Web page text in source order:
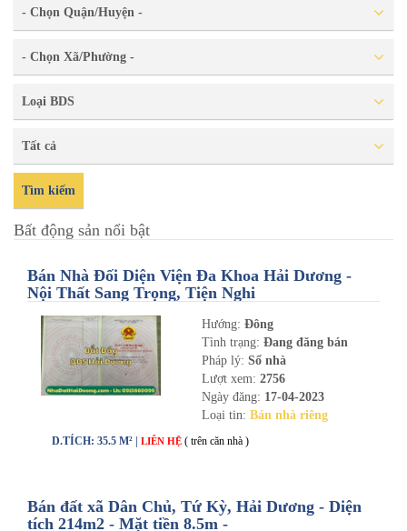
- Chọn Quận/Huyện -
- Chọn Xã/Phường -
Loại BDS
Tất cả
Tìm kiếm
Bất động sản nổi bật
Bán Nhà Đối Diện Viện Đa Khoa Hải Dương -
Nội Thất Sang Trọng, Tiện Nghi
Hướng: Đông
Tình trạng: Đang đăng bán
Pháp lý: Sổ nhà
Lượt xem: 2756
Ngày đăng: 17-04-2023
Loại tin: Bán nhà riêng
D.TÍCH: 35.5 M² | LIÊN HỆ ( trên căn nhà )
Bán đất xã Dân Chủ, Tứ Kỳ, Hải Dương - Diện
tích 214m2 - Mặt tiền 8.5m -